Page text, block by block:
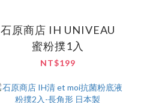
石原商店 IH UNIVEAU
蜜粉撲1入
NT$199